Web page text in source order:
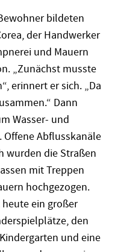
bildeten
der Handwerker
und Mauern
„Zunächst musste
erinnert er sich. „Da
Dann
Wasser- und
Abflusskanäle
wurden die Straßen
mit Treppen
hochgezogen.
ein großer
den
und eine